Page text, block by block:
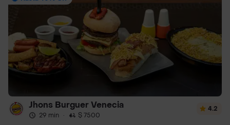
Jhons Burguer Venecia
29 min · $ 7500
4.2